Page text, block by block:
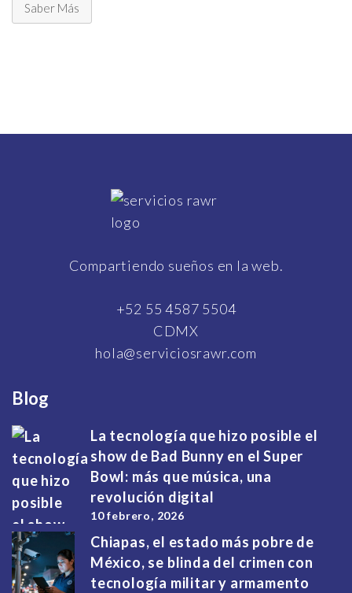
Saber Más
Compartiendo sueños en la web.
+52 55 4587 5504
CDMX
hola@serviciosrawr.com
Blog
La tecnología que hizo posible el
show de Bad Bunny en el Super
Bowl: más que música, una
revolución digital
10 febrero, 2026
Chiapas, el estado más pobre de
México, se blinda del crimen con
tecnología militar y armamento